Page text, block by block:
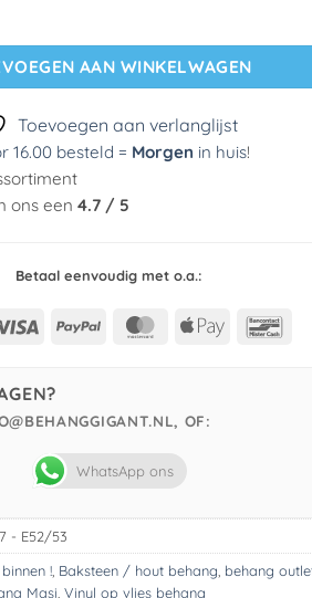
29977 Materika Cristiana Masi aantal
AAN WINKELWAGEN
Toevoegen aan verlanglijst
16.00 besteld = Morgen in huis!
ons een 4.7 / 5
Betaal eenvoudig met o.a.:
Visa PayPal MasterCard
Apple
OF:
WhatsApp ons
- E52/53
!, Baksteen / hout behang behang
Masi Vinyl op vlies behang